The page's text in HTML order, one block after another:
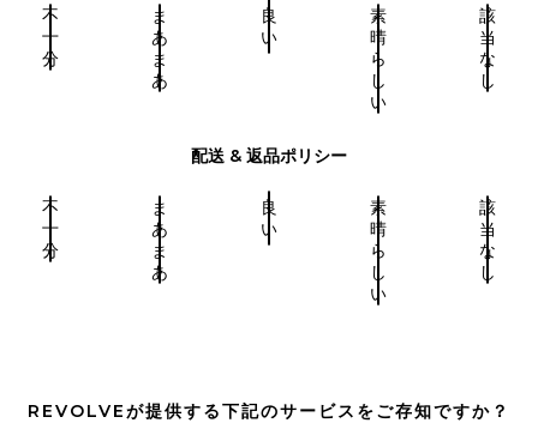
不
十
分
ま
あ
ま
あ
良
い
素
晴
ら
し
い
該
当
な
し
配送 & 返品ポリシー
不
十
分
ま
あ
ま
あ
良
い
素
晴
ら
し
い
該
当
な
し
REVOLVEが提供する下記のサービスをご存知ですか？